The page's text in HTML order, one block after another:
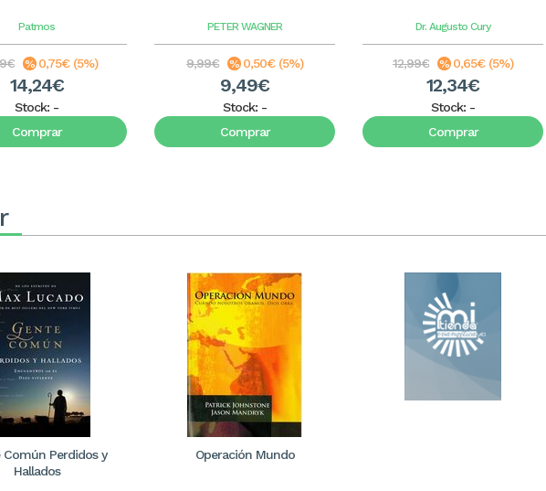
Patmos
0,75€ (5%)
14,24€
Stock: -
Comprar
PETER WAGNER
9,99€ 0,50€ (5%)
9,49€
Stock: -
Comprar
Dr. Augusto Cury
12,99€ 0,65€ (5%)
12,34€
Stock: -
Comprar
Común Perdidos y
Hallados
Operación Mundo